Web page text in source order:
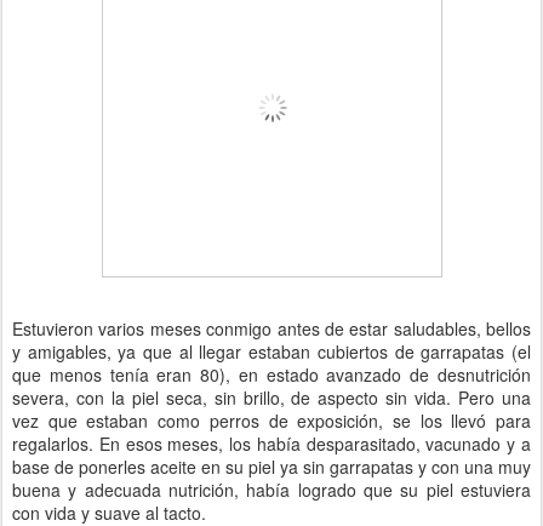
Estuvieron varios meses conmigo antes de estar saludables, bellos
y amigables, ya que al llegar estaban cubiertos de garrapatas (el
que menos tenía eran 80), en estado avanzado de desnutrición
severa, con la piel seca, sin brillo, de aspecto sin vida. Pero una
vez que estaban como perros de exposición, se los llevó para
regalarlos. En esos meses, los había desparasitado, vacunado y a
base de ponerles aceite en su piel ya sin garrapatas y con una muy
buena y adecuada nutrición, había logrado que su piel estuviera
con vida y suave al tacto.